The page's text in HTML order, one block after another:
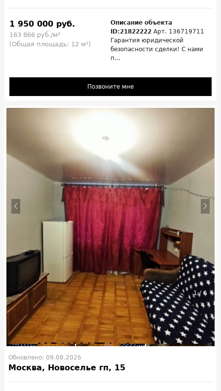
1 950 000 руб.
163 866 руб./м²
(Общая площадь: 12 м²)
Описание объекта
ID:21822222 Арт. 136719711
Гарантия юридической
безопасности сделки! С нами
п...
Позвоните мне
1/6
Обновлено: 09.08.2026
Москва, Новоселье гп, 15